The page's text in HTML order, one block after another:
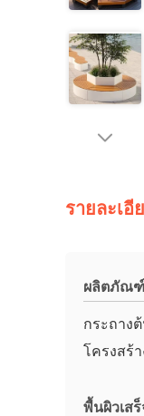
รายละเอี
ผลิตภัณ
กระถาง
โครงสร้
พื้นผิวเส